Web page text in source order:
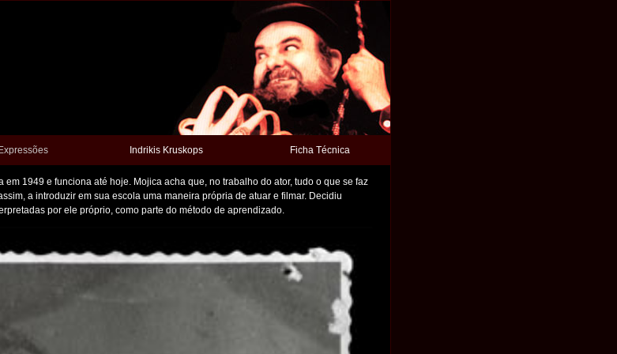
Expressões Indrikis Kruskops Ficha Técnica
em 1949 e funciona até hoje. Mojica acha que, no trabalho do ator, tudo o que se faz
a introduzir em sua escola uma maneira própria de atuar e filmar. Decidiu
por ele próprio, como parte do método de aprendizado.